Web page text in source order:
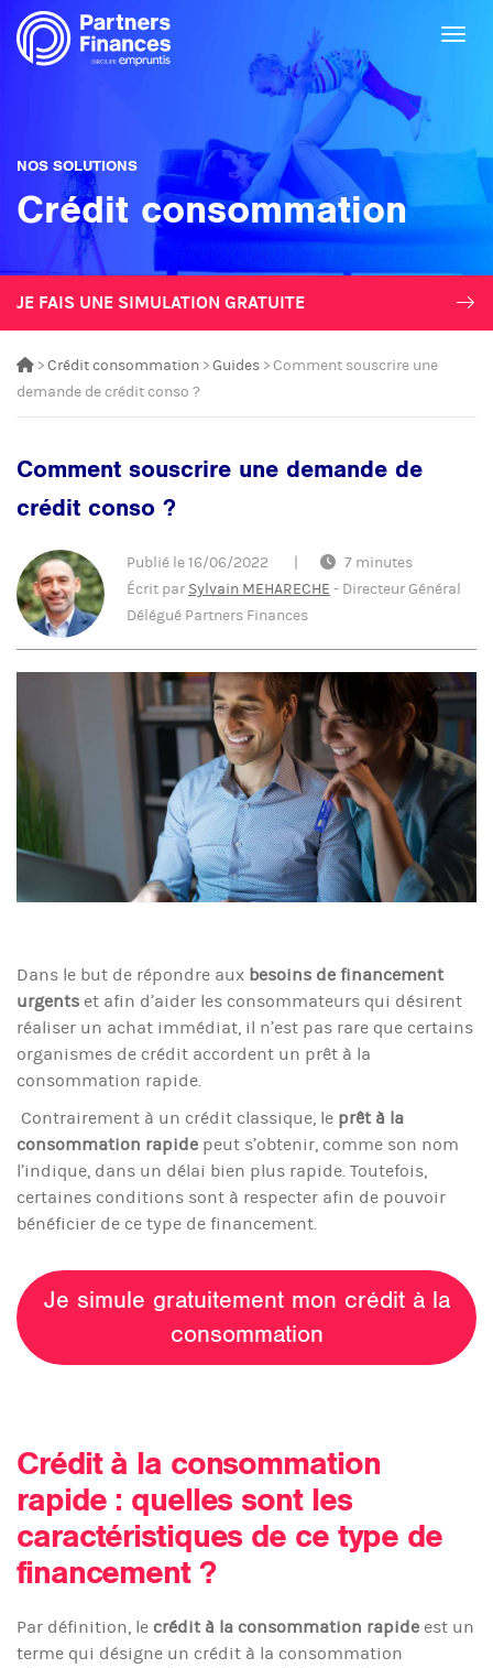
NOS SOLUTIONS
Crédit consommation
JE FAIS UNE SIMULATION GRATUITE
>Crédit consommation >Guides > Comment souscrire une
demande de crédit conso ?
Comment souscrire une demande de
crédit conso ?
Publié le16/06/2022 |
7 minutes
Écrit par Sylvain MEHARECHE - Directeur Général
Délégué Partners Finances
Dans le but de répondre aux besoins de financement
urgents et afin d’aider les consommateurs qui désirent
réaliser un achat immédiat, il n’est pas rare que certains
organismes de crédit accordent un prêt à la
consommation rapide.
Contrairement à un crédit classique, le prêt à la
consommation rapide peut s’obtenir, comme son nom
l’indique, dans un délai bien plus rapide. Toutefois,
certaines conditions sont à respecter afin de pouvoir
bénéficier de ce type de financement.
Je simule gratuitement mon crédit à la
consommation
Crédit à la consommation
rapide : quelles sont les
caractéristiques de ce type de
financement ?
Par définition, le crédit à la consommation rapide est un
terme qui désigne un crédit à la consommation